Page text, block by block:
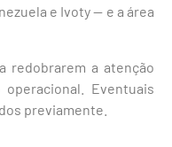
e Ivoty — e a área
redobrarem a atenção
Eventuais
previamente.